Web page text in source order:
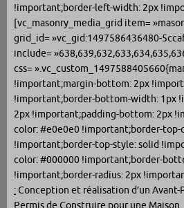
!important;border-left-width: 2px
[vc_masonry_media_grid item=
grid_id= »vc_gid:1497586436480-
include=
css=
!important;margin-bottom: 2px
!important;border-bottom-width: 1px
2px !important;padding-bottom: 2px
color: #e0e0e0 !important;border-top-
!important;border-top-style: solid
color: #000000 !important;border-
!important;border-radius: 2px
:Conception et réalisation d’un